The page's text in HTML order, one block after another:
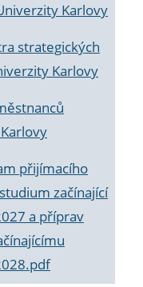
Karlovy
strategických
Karlovy
přijímacího
začínající
a příprav